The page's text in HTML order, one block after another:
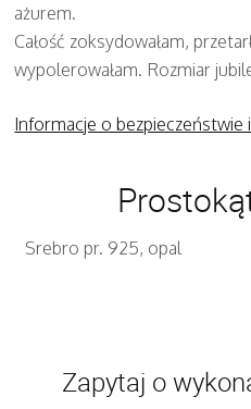
ażurem.
Całość zoksydowałam,
wypolerowałam. Rozmiar
Informacje o bezpieczeństwie
Srebro pr. 925, opal
Zapytaj o